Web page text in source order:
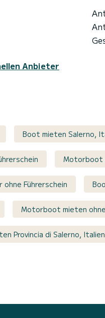
Anbieter
Boot mieten Salerno,
Motorboot
Führerschein
Motorboot mieten
Provincia di Salerno,